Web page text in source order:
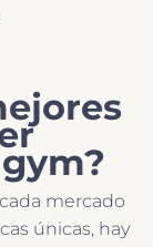
mercado
únicas, hay